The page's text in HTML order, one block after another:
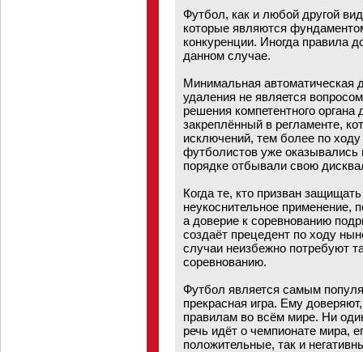
Футбол, как и любой другой
которые являются
конкуренции. Иногда правила
данном случае.
Минимальная автоматическая
удаления не является
решения компетентного
закреплённый в регламенте,
исключений, тем более по ходу
футболистов уже оказывались
порядке отбывали свою
Когда те, кто призван
неукоснительное применение,
а доверие к соревнованию
создаёт прецедент по ходу
случаи неизбежно потребуют
соревнованию.
Футбол является самым
прекрасная игра. Ему
правилам во всём мире. Ни
речь идёт о чемпионате мира,
положительные, так и